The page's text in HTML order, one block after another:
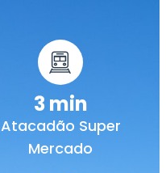
3 min
Atacadão Super
Mercado